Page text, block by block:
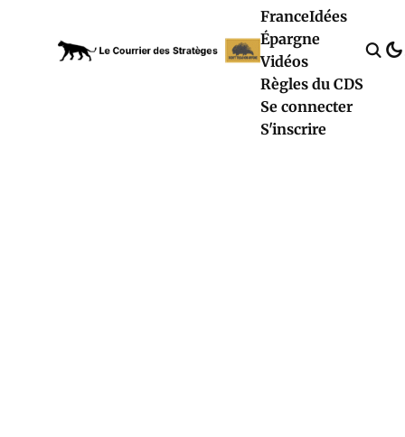
FranceIdées
Épargne
Vidéos
Règles du CDS
Se connecter
S'inscrire